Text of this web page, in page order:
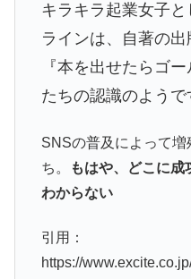
キラキラ起業女子
ラインは、自著の出
『本を出せたらゴ
たちの認識のようで
SNSの普及によって
ち。
もはや、どこに成
わからない
引用：
https://